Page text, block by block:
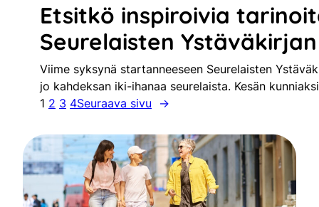
Etsitkö inspiroivia
Seurelaisten
Viime syksynä startanneeseen Seurelaisten
jo kahdeksan iki-ihanaa seurelaista. Kesän
1 2 3 4Seuraava sivu →